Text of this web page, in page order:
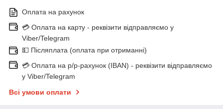
Оплата на рахунок
💳 Оплата на карту - реквізити відправляємо у
Viber/Telegram
💵 Післяплата (оплата при отриманні)
💳 Оплата на р/р-рахунок (IBAN) - реквізити відправляємо
у Viber/Telegram
Всі умови оплати